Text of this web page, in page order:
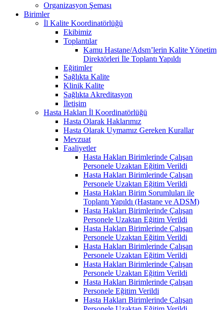
Organizasyon Şeması
Birimler
İl Kalite Koordinatörlüğü
Ekibimiz
Toplantılar
Kamu Hastane/Adsm’lerin Kalite Yönetim
Direktörleri İle Toplantı Yapıldı
Eğitimler
Sağlıkta Kalite
Klinik Kalite
Sağlıkta Akreditasyon
İletişim
Hasta Hakları İl Koordinatörlüğü
Hasta Olarak Haklarımız
Hasta Olarak Uymamız Gereken Kurallar
Mevzuat
Faaliyetler
Hasta Hakları Birimlerinde Çalışan
Personele Uzaktan Eğitim Verildi
Hasta Hakları Birimlerinde Çalışan
Personele Uzaktan Eğitim Verildi
Hasta Hakları Birim Sorumluları ile
Toplantı Yapıldı (Hastane ve ADSM)
Hasta Hakları Birimlerinde Çalışan
Personele Uzaktan Eğitim Verildi
Hasta Hakları Birimlerinde Çalışan
Personele Uzaktan Eğitim Verildi
Hasta Hakları Birimlerinde Çalışan
Personele Uzaktan Eğitim Verildi
Hasta Hakları Birimlerinde Çalışan
Personele Uzaktan Eğitim Verildi
Hasta Hakları Birimlerinde Çalışan
Personele Eğitim Verildi
Hasta Hakları Birimlerinde Çalışan